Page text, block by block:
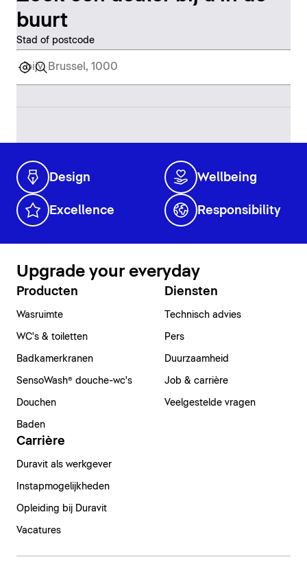
buurt
Stad of postcode
Design Wellbeing
Excellence Responsibility
Upgrade your everyday
Producten
Wasruimte
WC's & toiletten
Badkamerkranen
SensoWash® douche-wc's
Douchen
Baden
Diensten
Technisch advies
Pers
Duurzaamheid
Job & carrière
Veelgestelde vragen
Carrière
Duravit als werkgever
Instapmogelijkheden
Opleiding bij Duravit
Vacatures